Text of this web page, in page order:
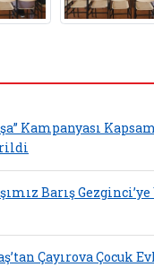
Kampanyası
Barış Gezginci’ye
Çayırova Çocuk